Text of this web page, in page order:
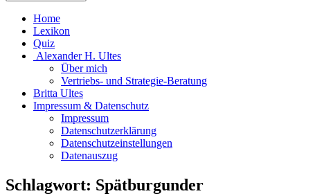
Home
Lexikon
Quiz
Alexander H. Ultes
Über mich
Vertriebs- und Strategie-Beratung
Britta Ultes
Impressum & Datenschutz
Impressum
Datenschutzerklärung
Datenschutzeinstellungen
Datenauszug
Schlagwort: Spätburgunder